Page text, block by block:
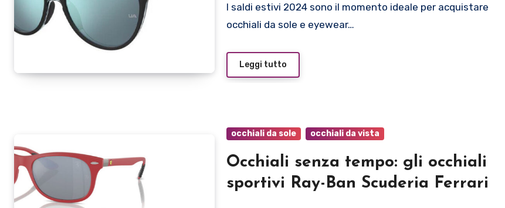
I saldi estivi 2024 sono il momento ideale per acquistare
occhiali da sole e eyewear…
Leggi tutto
occhiali da sole occhiali da vista
Occhiali senza tempo: gli occhiali
sportivi Ray-Ban Scuderia Ferrari